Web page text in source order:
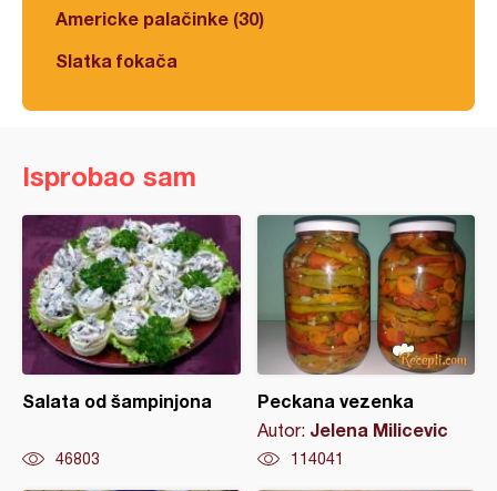
Americke palačinke (30)
Slatka fokača
Isprobao sam
Salata od šampinjona
46803
Peckana vezenka
Autor: Jelena Milicevic
114041